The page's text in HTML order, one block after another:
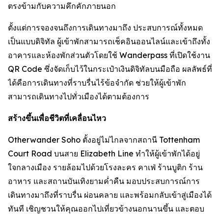
ตรงข้ามกับความคึกคักภายนอก
ตั้งแต่การจองจนถึงการเดินทางมาถึง ประสบการณ์ทั้งหมด
เป็นแบบดิจิทัล ผู้เข้าพักสามารถเช็คอินออนไลน์และเข้าถึงทั้ง
อาคารและห้องพักส่วนตัวโดยใช้ Wanderpass ที่เปิดใช้งาน
QR Code ซึ่งจัดเก็บไว้ในกระเป๋าเงินดิจิทัลบนมือถือ ผลลัพธ์ที่
ได้คือการเดินทางที่ราบรื่นไร้ข้อจำกัด ช่วยให้ผู้เข้าพัก
สามารถเดินทางไปทั่วเมืองได้ตามต้องการ
สร้างขึ้นเพื่อชีวิตที่เคลื่อนไหว
Otherwander Soho ตั้งอยู่ไม่ไกลจากสถานี Tottenham
Court Road บนสาย Elizabeth Line ทำให้ผู้เข้าพักได้อยู่
ใจกลางเมือง รายล้อมไปด้วยโรงละคร คาเฟ่ ร้านบูติก ร้าน
อาหาร และสถานบันเทิงยามค่ำคืน มอบประสบการณ์การ
เดินทางมาถึงที่ราบรื่น ผ่อนคลาย และพร้อมกลับเข้าสู่เมืองได้
ทันที เชิญชวนให้คุณออกไปเที่ยวข้างนอกนานขึ้น และตอบ